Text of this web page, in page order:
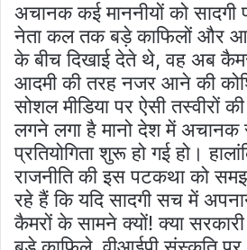
अचानक कई माननीयों को
नेता कल तक बड़े काफिलों और
के बीच दिखाई देते थे, वह अब
आदमी की तरह नजर आने की
सोशल मीडिया पर ऐसी तस्वीरों
लगने लगा है मानो देश में अचानक
प्रतियोगिता शुरू हो गई हो।
राजनीति की इस पटकथा को
रहे हैं कि यदि सादगी सच में
कैमरों के सामने क्यों! क्या